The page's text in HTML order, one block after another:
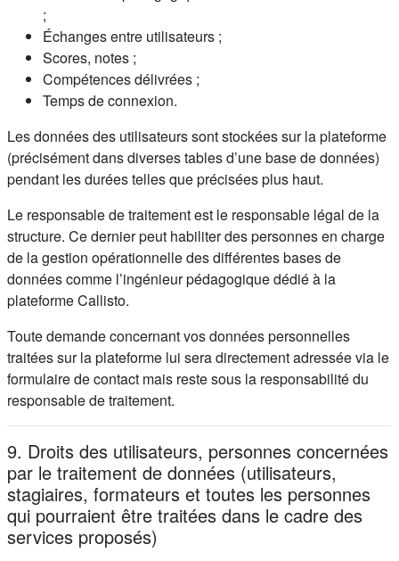
;
Échanges entre utilisateurs ;
Scores, notes ;
Compétences délivrées ;
Temps de connexion.
Les données des utilisateurs sont stockées sur la plateforme
(précisément dans diverses tables d’une base de données)
pendant les durées telles que précisées plus haut.
Le responsable de traitement est le responsable légal de la
structure. Ce dernier peut habiliter des personnes en charge
de la gestion opérationnelle des différentes bases de
données comme l’ingénieur pédagogique dédié à la
plateforme Callisto.
Toute demande concernant vos données personnelles
traitées sur la plateforme lui sera directement adressée via le
formulaire de contact mais reste sous la responsabilité du
responsable de traitement.
9. Droits des utilisateurs, personnes concernées
par le traitement de données (utilisateurs,
stagiaires, formateurs et toutes les personnes
qui pourraient être traitées dans le cadre des
services proposés)